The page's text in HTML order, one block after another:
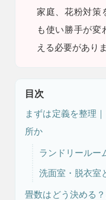
家庭、花粉対策
も使い勝手が変
える必要がありま
目次
まずは定義を整理
所か
ランドリールー
洗面室・脱衣室
畳数はどう決める
アフターメン